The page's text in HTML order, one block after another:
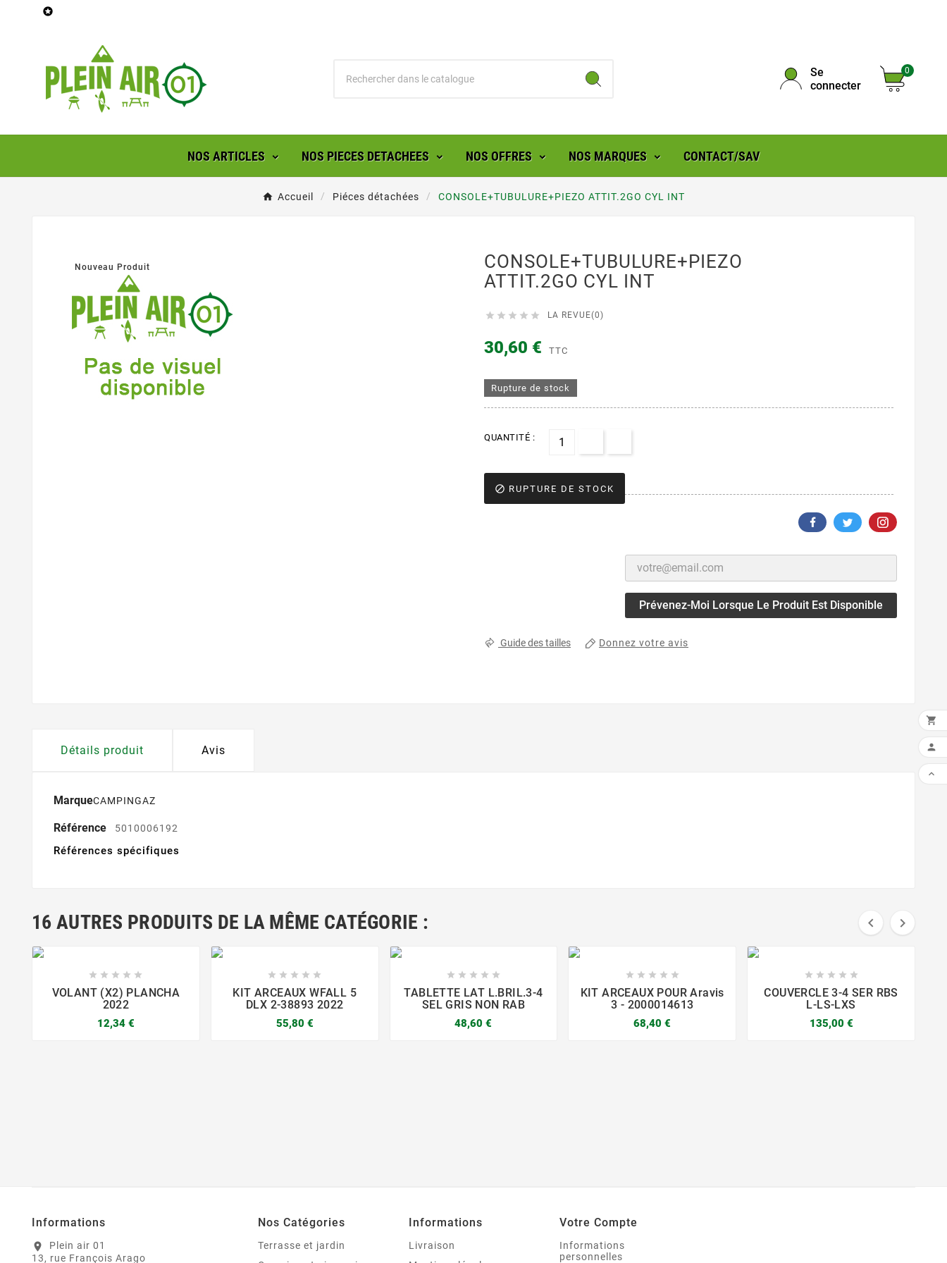

Se
connecter
0
NOS ARTICLES NOS PIECES DETACHEES NOS OFFRES NOS MARQUES CONTACT/SAV
Accueil Piéces détachées CONSOLE+TUBULURE+PIEZO ATTIT.2GO CYL INT
Nouveau Produit
CONSOLE+TUBULURE+PIEZO
ATTIT.2GO CYL INT
     LA REVUE(0)
30,60 € TTC
Rupture de stock
QUANTITÉ :
 RUPTURE DE STOCK
Prévenez-Moi Lorsque Le Produit Est Disponible
Guide des tailles Donnez votre avis
Détails produit Avis
MarqueCAMPINGAZ
Référence 5010006192
Références spécifiques
16 AUTRES PRODUITS DE LA MÊME CATÉGORIE :  
    
VOLANT (X2) PLANCHA
2022
12,34 €
    
KIT ARCEAUX WFALL 5
DLX 2-38893 2022
55,80 €
    
TABLETTE LAT L.BRIL.3-4
SEL GRIS NON RAB
48,60 €
    
KIT ARCEAUX POUR Aravis
3 - 2000014613
68,40 €
    
COUVERCLE 3-4 SER RBS
L-LS-LXS
135,00 €
Informations
location_on
Plein air 01
13, rue François Arago
Nos Catégories
Terrasse et jardin
Informations
Livraison
Votre Compte
Informations
personnelles


